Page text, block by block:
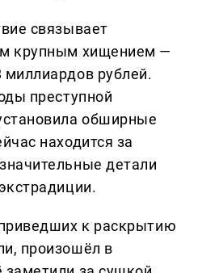
связывает
крупным хищением —
рублей.
преступной
обширные
находится за
детали
к раскрытию
произошёл в